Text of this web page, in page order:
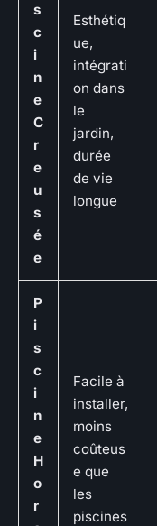
s
c
i
n
e
C
r
e
u
s
é
e
Esthétiq
ue,
intégrati
on dans
le
jardin,
durée
de vie
longue
P
i
s
c
i
n
e
H
o
r
Facile à
installer,
moins
coûteus
e que
les
piscines